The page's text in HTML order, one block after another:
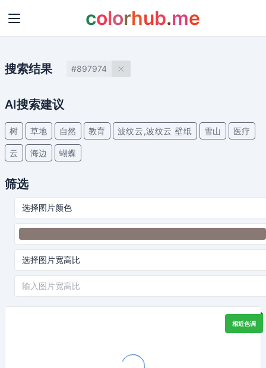
colorhub.me
搜索结果 #897974
AI搜索建议
树 草地 自然 教育 波纹云,波纹云 壁纸 雪山 医疗
云 海边 蝴蝶
筛选
相近色调